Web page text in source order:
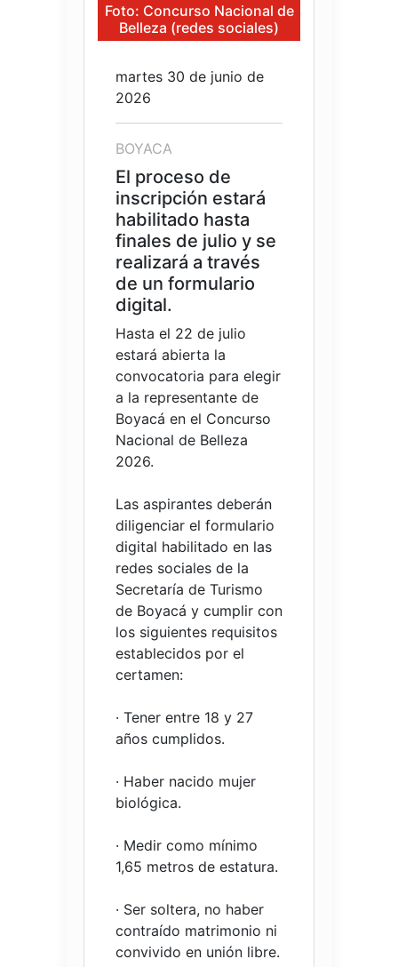
Foto: Concurso Nacional de
Belleza (redes sociales)
martes 30 de junio de
2026
BOYACA
El proceso de
inscripción estará
habilitado hasta
finales de julio y se
realizará a través
de un formulario
digital.
Hasta el 22 de julio
estará abierta la
convocatoria para elegir
a la representante de
Boyacá en el Concurso
Nacional de Belleza
2026.
Las aspirantes deberán
diligenciar el formulario
digital habilitado en las
redes sociales de la
Secretaría de Turismo
de Boyacá y cumplir con
los siguientes requisitos
establecidos por el
certamen:
· Tener entre 18 y 27
años cumplidos.
· Haber nacido mujer
biológica.
· Medir como mínimo
1,65 metros de estatura.
· Ser soltera, no haber
contraído matrimonio ni
convivido en unión libre.